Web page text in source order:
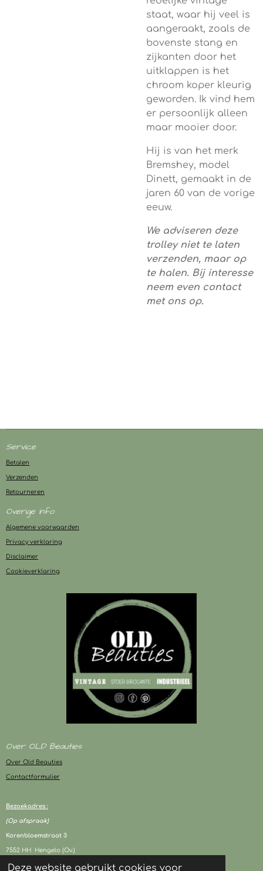
Deze website gebruikt cookies voor
staat, waar hij veel is
aangeraakt, zoals de
bovenste stang en
zijkanten door het
uitklappen is het
chroom koper kleurig
geworden. Ik vind hem
er persoonlijk alleen
maar mooier door.
Hij is van het merk
Bremshey, model
Dinett, gemaakt in de
jaren 60 van de vorige
eeuw.
We adviseren deze
trolley niet te laten
verzenden, maar op
te halen. Bij interesse
neem even contact
met ons op.
Service
Betalen
Verzenden
Retourneren
Overige info
Algemene voorwaarden
Privacy verklaring
Disclaimer
Cookieverklaring
Over OLD Beauties
Over Old Beauties
Contactformulier
Bezoekadres :
(Op afspraak)
Korenbloemstraat 3
7552 HH Hengelo (Ov.)